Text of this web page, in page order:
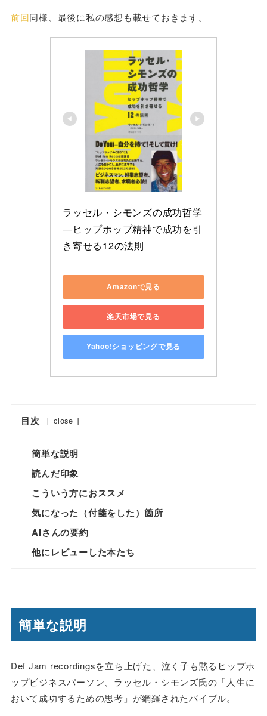
前回同様、最後に私の感想も載せておきます。
ラッセル・シモンズの成功哲学
―ヒップホップ精神で成功を引
き寄せる12の法則
Amazonで見る
楽天市場で見る
Yahoo!ショッピングで見る
目次 [ close ]
簡単な説明
読んだ印象
こういう方におススメ
気になった（付箋をした）箇所
AIさんの要約
他にレビューした本たち
簡単な説明
Def Jam recordingsを立ち上げた、泣く子も黙るヒップホ
ップビジネスパーソン、ラッセル・シモンズ氏の「人生に
おいて成功するための思考」が網羅されたバイブル。